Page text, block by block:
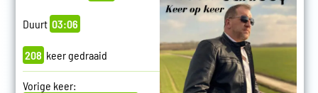
Duurt 03:06
208 keer gedraaid
Vorige keer: